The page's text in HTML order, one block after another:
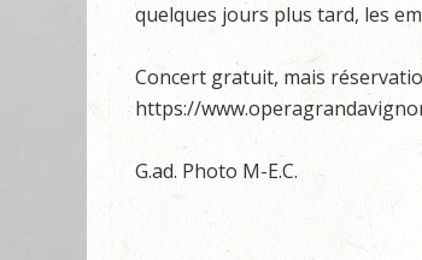
quelques jours plus tard, les
Concert gratuit, mais
https://
G.ad. Photo M-E.C.